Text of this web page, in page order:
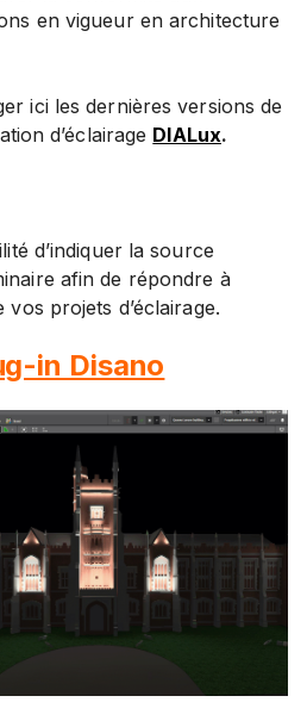
en vigueur en architecture
ici les dernières versions de
d’éclairage DIALux.
d’indiquer la source
afin de répondre à
projets d’éclairage.
in Disano